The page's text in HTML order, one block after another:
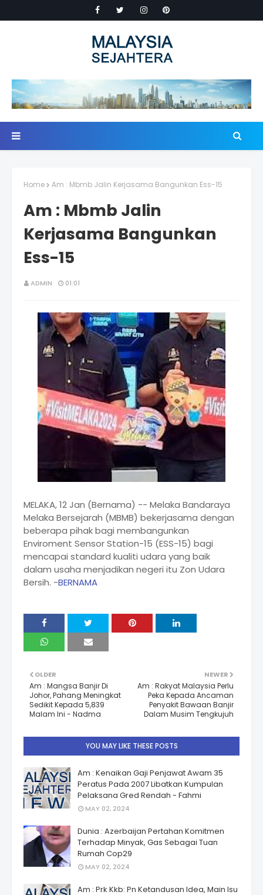
Home Am : Mbmb Jalin Kerjasama Bangunkan Ess-15
Am : Mbmb Jalin
Kerjasama Bangunkan
Ess-15
ADMIN 01:01
MELAKA, 12 Jan (Bernama) -- Melaka Bandaraya
Melaka Bersejarah (MBMB) bekerjasama dengan
beberapa pihak bagi membangunkan
Enviroment Sensor Station-15 (ESS-15) bagi
mencapai standard kualiti udara yang baik
dalam usaha menjadikan negeri itu Zon Udara
Bersih. -BERNAMA
NEWER
Am : Rakyat Malaysia Perlu
Peka Kepada Ancaman
Penyakit Bawaan Banjir
Dalam Musim Tengkujuh
OLDER
Am : Mangsa Banjir Di
Johor, Pahang Meningkat
Sedikit Kepada 5,839
Malam Ini - Nadma
YOU MAY LIKE THESE POSTS
Am : Kenaikan Gaji Penjawat Awam 35
Peratus Pada 2007 Libatkan Kumpulan
Pelaksana Gred Rendah - Fahmi
MAY 02, 2024
Dunia : Azerbaijan Pertahan Komitmen
Terhadap Minyak, Gas Sebagai Tuan
Rumah Cop29
MAY 02, 2024
Am : Prk Kkb: Pn Ketandusan Idea, Main Isu